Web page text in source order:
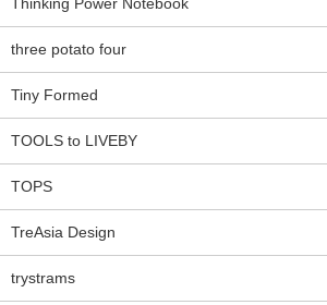
three potato four
Tiny Formed
TOOLS to LIVEBY
TOPS
TreAsia Design
trystrams